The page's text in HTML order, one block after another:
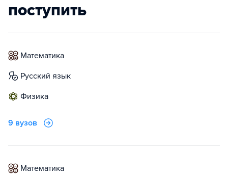
поступить
математика
русский язык
физика
9 вузов
математика